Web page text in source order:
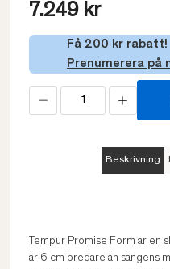
7.249 kr
Få 200 kr rabatt!
Prenumerera på
Beskrivning
Tempur Promise Form är en
är 6 cm bredare än sängens